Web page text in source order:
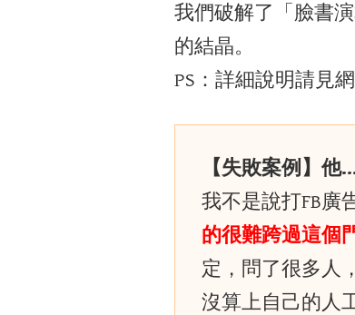
我們破解了「臉書
的結晶。
PS：詳細說明請見
【失敗案例】
我不是說打FB廣
的很難跨過這個
定，問了很多人
沒算上自己的人